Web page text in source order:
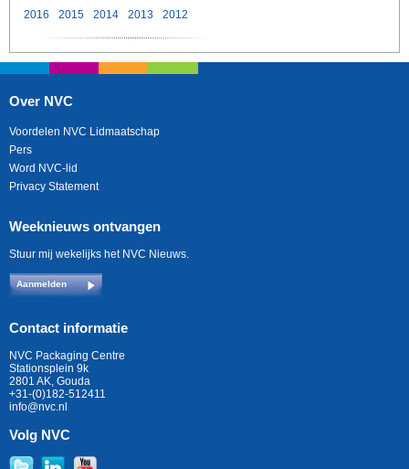
2016
2015 2014 2013 2012
Over NVC
Voordelen NVC Lidmaatschap
Pers
Word NVC-lid
Privacy Statement
Weeknieuws ontvangen
Stuur mij wekelijks het NVC Nieuws.
Aanmelden
Contact informatie
NVC Packaging Centre
Stationsplein 9k
2801 AK, Gouda
+31-(0)182-512411
info@nvc.nl
Volg NVC